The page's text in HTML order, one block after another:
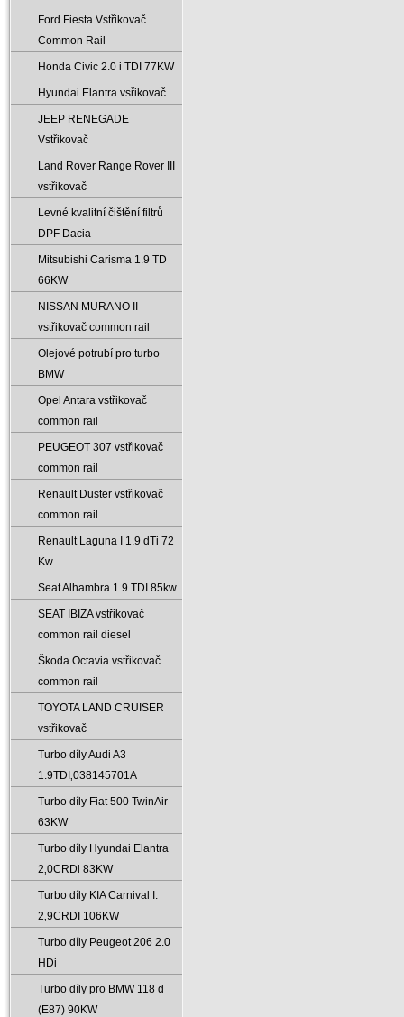
Ford Fiesta Vstřikovač
Common Rail
Honda Civic 2.0 i TDI 77KW
Hyundai Elantra vsřikovač
JEEP RENEGADE
Vstřikovač
Land Rover Range Rover III
vstřikovač
Levné kvalitní čištění filtrů
DPF Dacia
Mitsubishi Carisma 1.9 TD
66KW
NISSAN MURANO II
vstřikovač common rail
Olejové potrubí pro turbo
BMW
Opel Antara vstřikovač
common rail
PEUGEOT 307 vstřikovač
common rail
Renault Duster vstřikovač
common rail
Renault Laguna I 1.9 dTi 72
Kw
Seat Alhambra 1.9 TDI 85kw
SEAT IBIZA vstřikovač
common rail diesel
Škoda Octavia vstřikovač
common rail
TOYOTA LAND CRUISER
vstřikovač
Turbo díly Audi A3
1.9TDI‚038145701A
Turbo díly Fiat 500 TwinAir
63KW
Turbo díly Hyundai Elantra
2‚0CRDi 83KW
Turbo díly KIA Carnival I.
2‚9CRDI 106KW
Turbo díly Peugeot 206 2.0
HDi
Turbo díly pro BMW 118 d
(E87) 90KW